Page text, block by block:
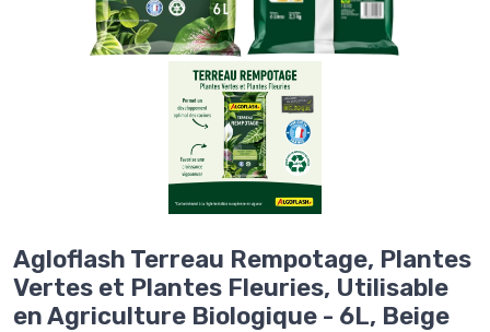
Agloflash Terreau Rempotage, Plantes
Vertes et Plantes Fleuries, Utilisable
en Agriculture Biologique - 6L, Beige